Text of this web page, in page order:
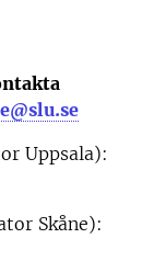
Uppsala):
Skåne):